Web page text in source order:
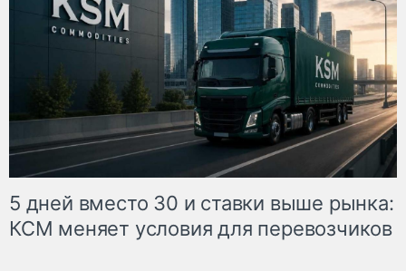
5 дней вместо 30 и ставки выше рынка:
КСМ меняет условия для перевозчиков